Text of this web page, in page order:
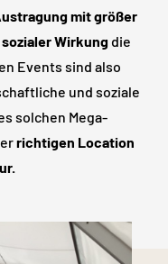
mit größer
Wirkung die
Events sind also
und soziale
solchen Mega-
richtigen Location